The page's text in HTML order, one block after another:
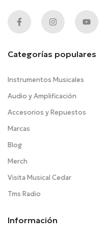
Categorías populares
Instrumentos Musicales
Audio y Amplificación
Accesorios y Repuestos
Marcas
Blog
Merch
Visita Musical Cedar
Tms Radio
Información